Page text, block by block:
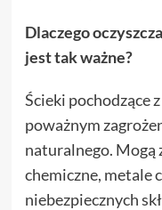
Dlaczego
jest tak ważne?
Ścieki pochodzące
poważnym
naturalnego. Mogą
chemiczne, metale
niebezpiecznych